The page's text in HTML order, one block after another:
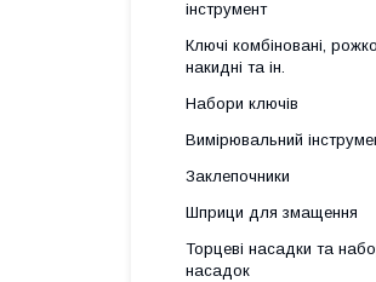
інструмент
Ключі комбіновані,
накидні та ін.
Набори ключів
Вимірювальний
Заклепочники
Шприци для змащення
Торцеві насадки та
насадок